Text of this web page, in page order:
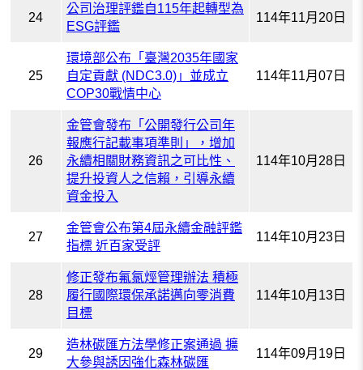
24
公司治理評鑑自115年起轉型為
ESG評鑑
114年11月20日
25
環境部公布「臺灣2035年國家
自定貢獻 (NDC3.0)」並成立
COP30戰情中心
114年11月07日
26
金管會發布「公開發行公司年
報應行記載事項準則」，增加
永續相關財務資訊之可比性、
提升投資人之信賴，引導永續
資金投入
114年10月28日
27
金管會公布第4屆永續金融評鑑
指標 近百家受評
114年10月23日
28
修正發布氟氯烴管理辦法 積極
履行國際環保承諾邁向零消費
目標
114年10月13日
29
造林碳匯方法學修正案通過 擴
大參與誘因強化森林碳匯
114年09月19日